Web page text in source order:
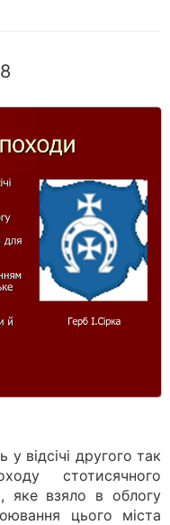
відсічі другого так
стотисячного
яке взяло в облогу
цього міста